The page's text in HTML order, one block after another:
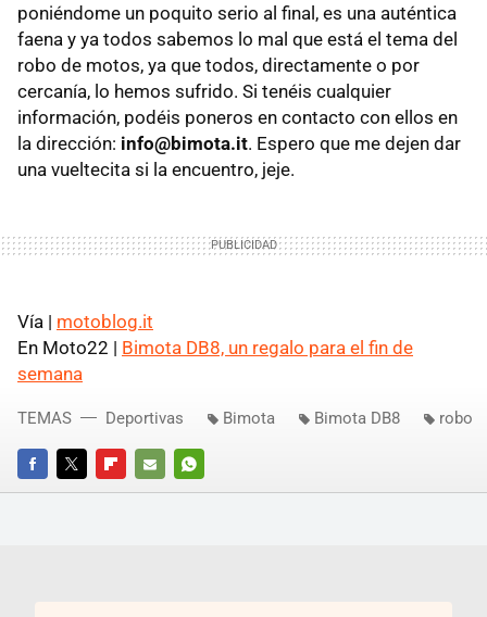
poniéndome un poquito serio al final, es una auténtica
faena y ya todos sabemos lo mal que está el tema del
robo de motos, ya que todos, directamente o por
cercanía, lo hemos sufrido. Si tenéis cualquier
información, podéis poneros en contacto con ellos en
la dirección: info@bimota.it. Espero que me dejen dar
una vueltecita si la encuentro, jeje.
Vía | motoblog.it
En Moto22 | Bimota DB8, un regalo para el fin de
semana
FACEBOOKTWITTERFLIPBOARD
E-
WHATSAPP
TEMAS Deportivas Bimota Bimota DB8 robo